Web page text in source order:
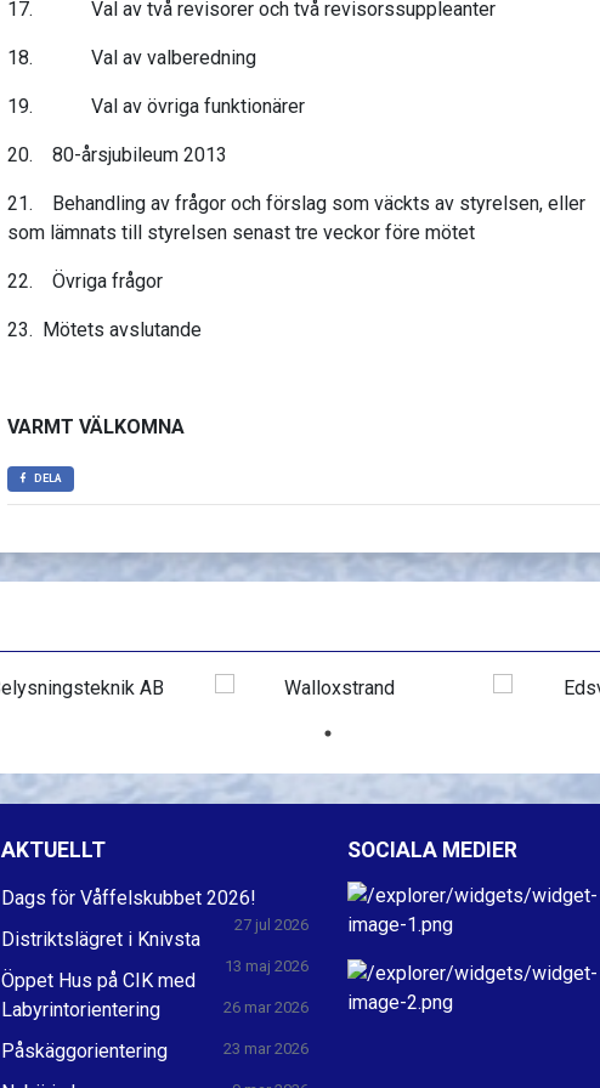
17. Val av två revisorer och två revisorssuppleanter
18. Val av valberedning
19. Val av övriga funktionärer
20. 80-årsjubileum 2013
21. Behandling av frågor och förslag som väckts av styrelsen,
som lämnats till styrelsen senast tre veckor före mötet
22. Övriga frågor
23. Mötets avslutande
VARMT VÄLKOMNA
DELA
AKTUELLT
Dags för Våffelskubbet 2026!
27 jul 2026
Distriktslägret i Knivsta
13 maj 2026
Öppet Hus på CIK med
Labyrintorientering
26 mar 2026
Påskäggorientering 23 mar 2026
SOCIALA MEDIER